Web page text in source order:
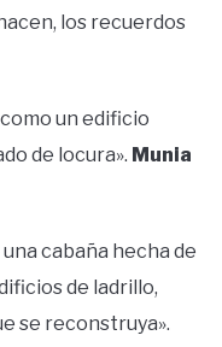
los recuerdos
un edificio
de locura». Munia
cabaña hecha de
de ladrillo,
se reconstruya».